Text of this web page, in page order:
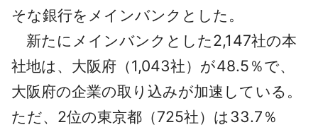
そな銀行をメインバンクとした。
新たにメインバンクとした2,147社の本
社地は、大阪府（1,043社）が48.5％で、
大阪府の企業の取り込みが加速している。
ただ、2位の東京都（725社）は33.7％